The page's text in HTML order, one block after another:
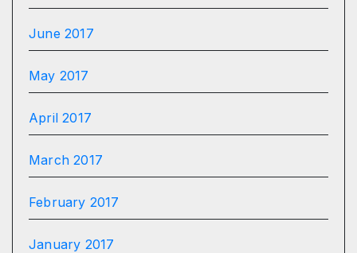
June 2017
May 2017
April 2017
March 2017
February 2017
January 2017